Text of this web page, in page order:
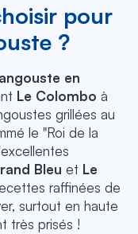
pour
?
en
Le Colombo à
grillées au
le "Roi de la
Bleu et Le
raffinées de
surtout en haute
très prisés !